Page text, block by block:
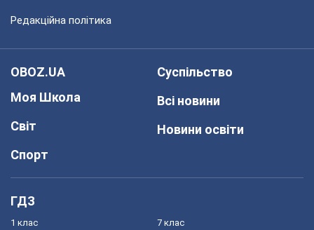
Редакційна політика
OBOZ.UA
Моя Школа
Світ
Спорт
Суспільство
Всі новини
Новини освіти
ГДЗ
1 клас 7 клас